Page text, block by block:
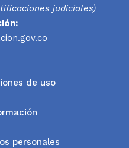
judiciales)
de uso
personales